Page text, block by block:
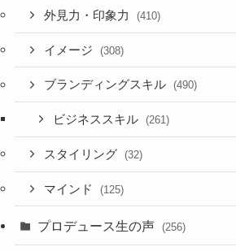
外見力・印象力 (410)
イメージ (308)
ブランディングスキル (490)
ビジネススキル (261)
スタイリング (32)
マインド (125)
プロデュース生の声 (256)